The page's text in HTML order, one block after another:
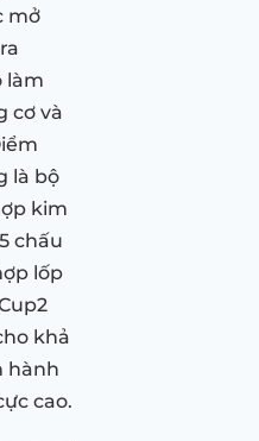
mở
làm
cơ và
là bộ
kim
chấu
lốp
khả
hành
cao.